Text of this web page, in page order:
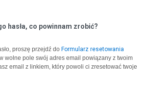
hasła, co powinnam zrobić?
proszę przejdź do Formularz resetowania
wolne pole swój adres email powiązany z twoim
email z linkiem, który powoli ci zresetować twoje